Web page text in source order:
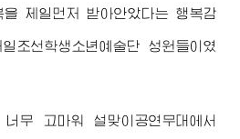
제일먼저 받아안았다는 행복감
조선학생소년예술단 성원들이였
무 고마워 설맞이공연무대에서